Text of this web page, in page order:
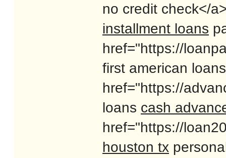
no credit check</
installment loans
href="https://
first american
href="https://
loans cash
href="https://
houston tx